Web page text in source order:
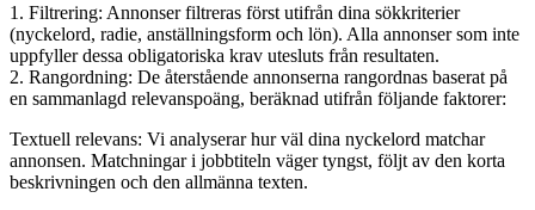
1. Filtrering: Annonser filtreras först utifrån dina sökkriterier
(nyckelord, radie, anställningsform och lön). Alla annonser som inte
uppfyller dessa obligatoriska krav utesluts från resultaten.
2. Rangordning: De återstående annonserna rangordnas baserat på
en sammanlagd relevanspoäng, beräknad utifrån följande faktorer:
Textuell relevans: Vi analyserar hur väl dina nyckelord matchar
annonsen. Matchningar i jobbtiteln väger tyngst, följt av den korta
beskrivningen och den allmänna texten.